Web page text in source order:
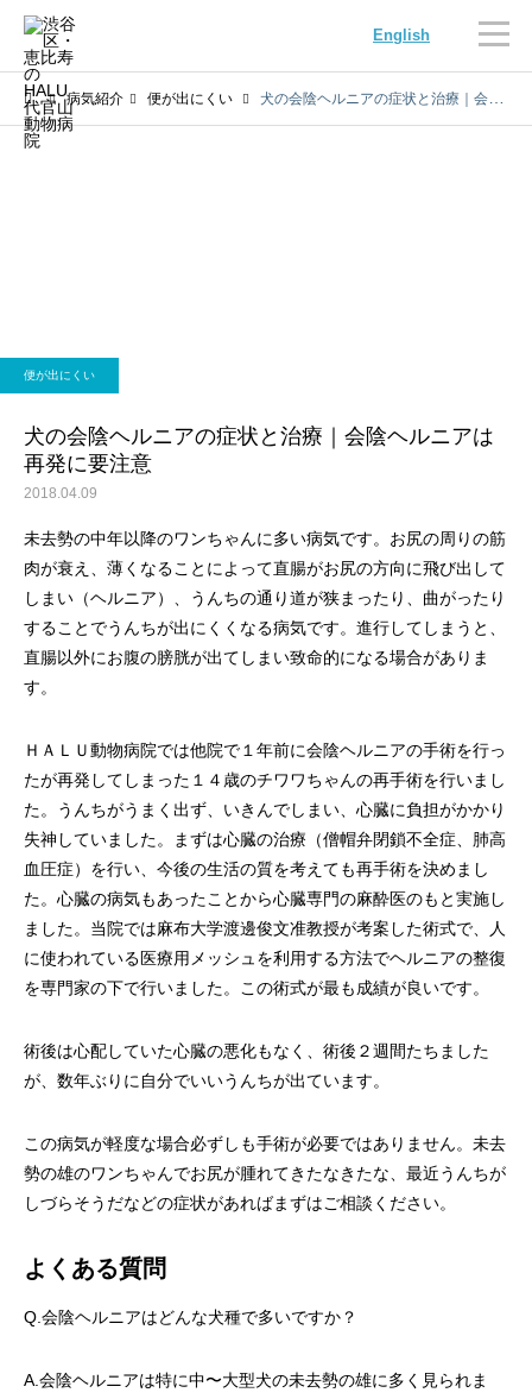
English
画像診断科 軟部外科
病気紹介 便が出にくい 犬の会陰ヘルニアの症状と治療｜会陰ヘルニアは再発に要注意
便が出にくい
犬の会陰ヘルニアの症状と治療｜会陰ヘルニアは
再発に要注意
2018.04.09
未去勢の中年以降のワンちゃんに多い病気です。お尻の周りの筋
肉が衰え、薄くなることによって直腸がお尻の方向に飛び出して
しまい（ヘルニア）、うんちの通り道が狭まったり、曲がったり
することでうんちが出にくくなる病気です。進行してしまうと、
直腸以外にお腹の膀胱が出てしまい致命的になる場合がありま
す。
ＨＡＬＵ動物病院では他院で１年前に会陰ヘルニアの手術を行っ
たが再発してしまった１４歳のチワワちゃんの再手術を行いまし
た。うんちがうまく出ず、いきんでしまい、心臓に負担がかかり
失神していました。まずは心臓の治療（僧帽弁閉鎖不全症、肺高
血圧症）を行い、今後の生活の質を考えても再手術を決めまし
た。心臓の病気もあったことから心臓専門の麻酔医のもと実施し
ました。当院では麻布大学渡邊俊文准教授が考案した術式で、人
に使われている医療用メッシュを利用する方法でヘルニアの整復
を専門家の下で行いました。この術式が最も成績が良いです。
術後は心配していた心臓の悪化もなく、術後２週間たちました
が、数年ぶりに自分でいいうんちが出ています。
この病気が軽度な場合必ずしも手術が必要ではありません。未去
勢の雄のワンちゃんでお尻が腫れてきたなきたな、最近うんちが
しづらそうだなどの症状があればまずはご相談ください。
よくある質問
Q.会陰ヘルニアはどんな犬種で多いですか？
A.会陰ヘルニアは特に中〜大型犬の未去勢の雄に多く見られま